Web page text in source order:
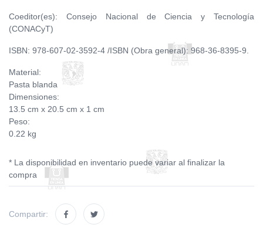
Coeditor(es): Consejo Nacional de Ciencia y Tecnología
(CONACyT)
ISBN: 978-607-02-3592-4 /ISBN (Obra general): 968-36-8395-9.
Material:
Pasta blanda
Dimensiones:
13.5 cm x 20.5 cm x 1 cm
Peso:
0.22 kg
* La disponibilidad en inventario puede variar al finalizar la
compra
Compartir: